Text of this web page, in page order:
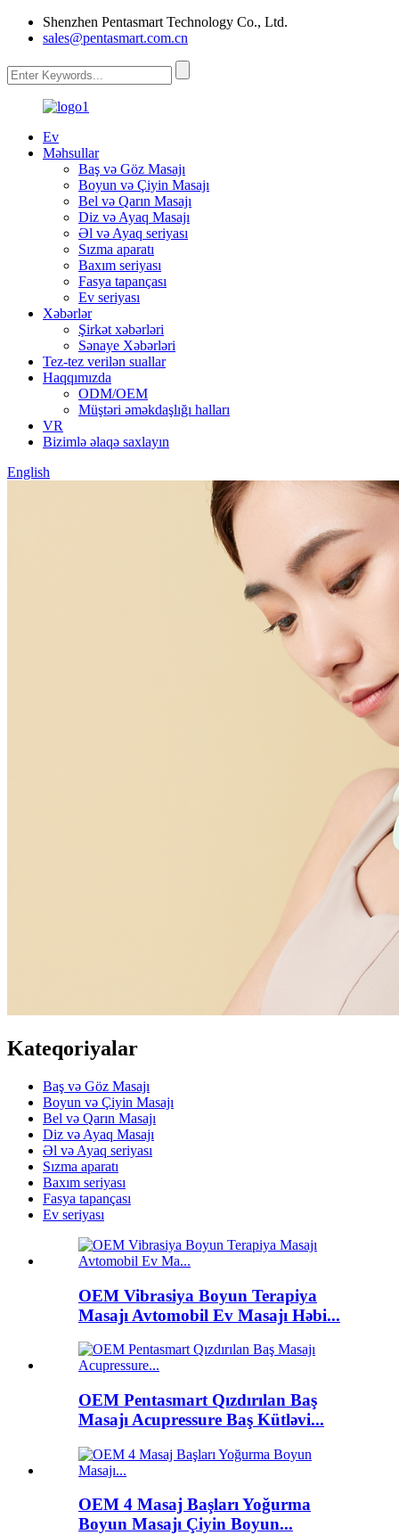
Shenzhen Pentasmart Technology Co., Ltd.
sales@pentasmart.com.cn
Ev
Məhsullar
Baş və Göz Masajı
Boyun və Çiyin Masajı
Bel və Qarın Masajı
Diz və Ayaq Masajı
Əl və Ayaq seriyası
Sızma aparatı
Baxım seriyası
Fasya tapançası
Ev seriyası
Xəbərlər
Şirkət xəbərləri
Sənaye Xəbərləri
Tez-tez verilən suallar
Haqqımızda
ODM/OEM
Müştəri əməkdaşlığı halları
VR
Bizimlə əlaqə saxlayın
English
Kateqoriyalar
Baş və Göz Masajı
Boyun və Çiyin Masajı
Bel və Qarın Masajı
Diz və Ayaq Masajı
Əl və Ayaq seriyası
Sızma aparatı
Baxım seriyası
Fasya tapançası
Ev seriyası
OEM Vibrasiya Boyun Terapiya
Masajı Avtomobil Ev Masajı Həbi...
OEM Pentasmart Qızdırılan Baş
Masajı Acupressure Baş Kütləvi...
OEM 4 Masaj Başları Yoğurma
Boyun Masajı Çiyin Boyun...